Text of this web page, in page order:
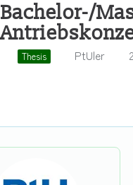
Bachelor-/
Thesis PtUler